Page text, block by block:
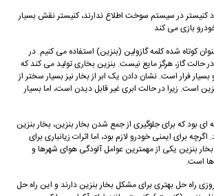
کنیستر در سیستم سوخت اطلاع ندارند، کنیستر نقش بسیار
بازی می کند
کوتاه شده کلمه گازولین (بنزین) استفاده می کنیم. در
حالت گاز، هرگز مایع نیست. بنزین بخاری تولید می کند که
فرار است. نشان دادن یک ابر از بخار نیز بسیار سختر از
است. زیرا در حالت ابری غیر قابل دیدن است، اما بسیار
ای بود که برای جلوگیری از جمع شدن بخار بنزین، بخار بنزین
برای ایمنی خودرو لازم بود، اما اثرات زیانباری برای
بنزین یکی از مهمترین عوامل آلودگی هوای شهرها و
است.
راه حل بهتری برای مشکل بخار بنزین دارند و این راه حل